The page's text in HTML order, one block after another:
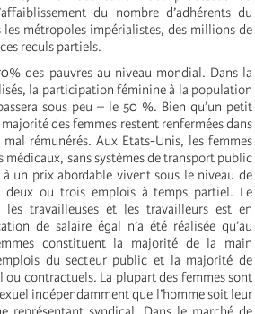
du nombre d’adhérents du
métropoles impérialistes, des millions de
reculs partiels.
des pauvres au niveau mondial. Dans la
la participation féminine à la population
sous peu – le 50 %. Bien qu’un petit
des femmes restent renfermées dans
rémunérés. Aux Etats-Unis, les femmes
médicaux, sans systèmes de transport public
à un prix abordable vivent sous le niveau de
deux ou trois emplois à temps partiel. Le
travailleuses et les travailleurs est en
de salaire égal n’a été réalisée qu’au
constituent la majorité de la main
du secteur public et la majorité de
contractuels. La plupart des femmes sont
indépendamment que l’homme soit leur